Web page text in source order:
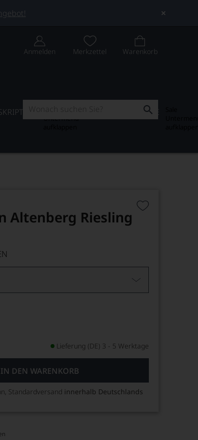
Anmelden Merkzettel Warenkorb
Untermenü
SALE
Altenberg Riesling
Lieferung (DE) 3 - 5 Werktage
IN DEN WARENKORB
Standardversand innerhalb Deutschlands